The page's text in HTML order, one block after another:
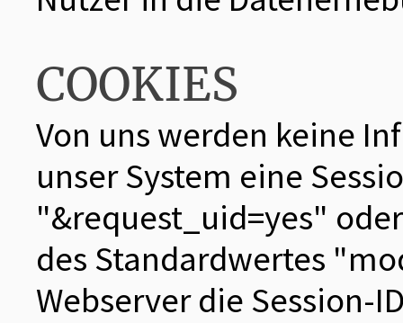
COOKIES
Von uns werden keine
unser System eine
"&request_uid=yes"
des Standardwertes
Webserver die Session-